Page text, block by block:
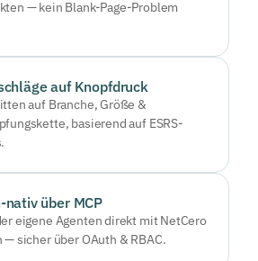
— kein Blank-Page-Problem
auf Knopfdruck
auf Branche, Größe &
basierend auf ESRS-
über MCP
eigene Agenten direkt mit NetCero
sicher über OAuth & RBAC.